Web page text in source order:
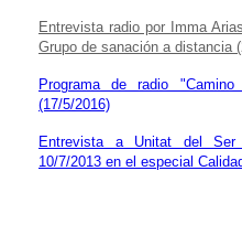
Entrevista radio por Imma
Grupo de sanación a distancia
Programa de radio
(17/5/2016)
Entrevista a Unitat del
10/7/2013 en el especial